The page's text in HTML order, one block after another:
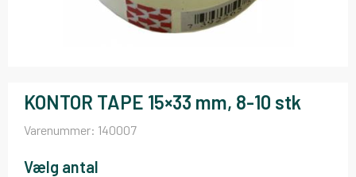
KONTOR TAPE 15×33 mm, 8-10 stk
Varenummer: 140007
Vælg antal